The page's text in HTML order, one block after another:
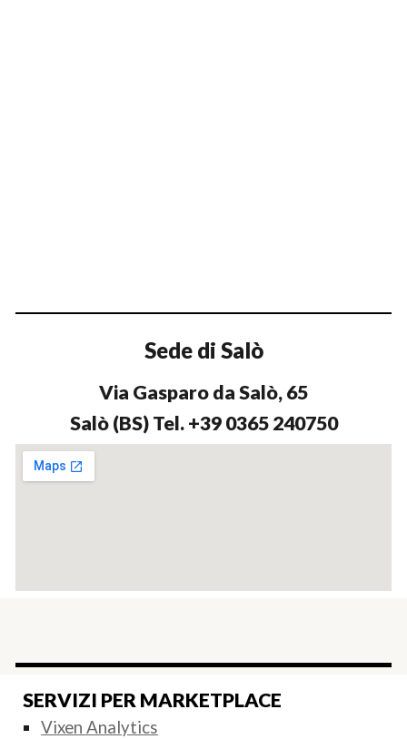
Sede di Salò
Via Gasparo da Salò, 65
Salò (BS) Tel. +390365 240750
SERVIZI PER MARKETPLACE
Vixen Analytics